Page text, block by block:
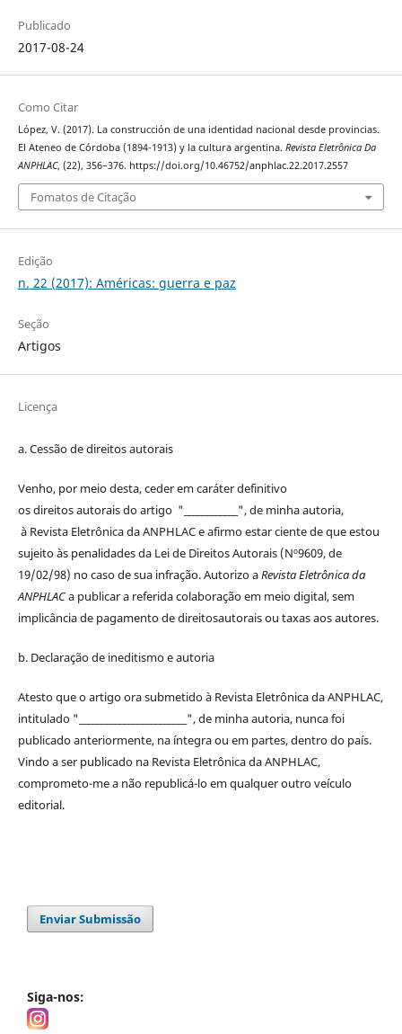
Publicado
2017-08-24
Como Citar
López, V. (2017). La construcción de una identidad nacional desde provincias.
El Ateneo de Córdoba (1894-1913) y la cultura argentina. Revista Eletrônica Da
ANPHLAC, (22), 356–376. https://doi.org/10.46752/anphlac.22.2017.2557
Fomatos de Citação
Edição
n. 22 (2017): Américas: guerra e paz
Seção
Artigos
Licença
a. Cessão dedireitosautorais
Venho, por meio desta, ceder em caráter definitivo
osdireitosautoraisdo artigo "____________", de minha autoria,
à Revista Eletrônica da ANPHLACe afirmo estar ciente de que estou
sujeito às penalidades da Lei de DireitosAutorais(Nº9609, de
19/02/98) no caso de sua infração. Autorizo aRevista Eletrônica da
ANPHLACa publicar a referida colaboração em meio digital, sem
implicância de pagamento dedireitosautoraisou taxas aos autores.
b. Declaração de ineditismo e autoria
Atesto que o artigo ora submetido à Revista Eletrônica da ANPHLAC,
intitulado "________________________", de minha autoria, nunca foi
publicado anteriormente, na íntegra ou em partes, dentrodo país.
Vindo a ser publicado na Revista Eletrônica da ANPHLAC,
comprometo-me a não republicá-lo em qualquer outro veículo
editorial.
Enviar Submissão
Siga-nos: